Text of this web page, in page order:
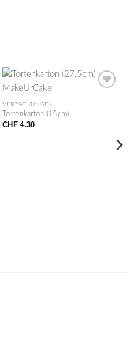
VERPACKUNGEN
Tortenkarton (15cm)
CHF4.30